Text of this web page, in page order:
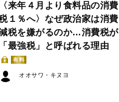
〈来年４月より食料品の消費
１％へ〉なぜ政治家は消費
税を嫌がるのか…消費税が
「最強税」と呼ばれる理由
有料
オオサワ・キヌヨ